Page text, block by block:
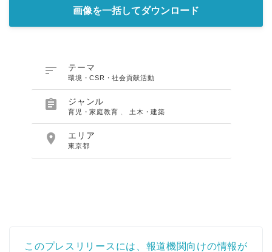
画像を一括してダウンロード
 テーマ
環境・CSR・社会貢献活動
 ジャンル
育児・家庭教育 土木・建築
 エリア
東京都
このプレスリリースには、報道機関向けの情報が